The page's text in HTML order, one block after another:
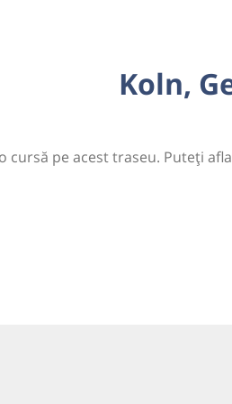
Koln,
cursă pe acest traseu. Puteți